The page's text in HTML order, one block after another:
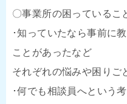
〇事業所の困っているこ
･知っていたなら事前に
ことがあったなど
それぞれの悩みや困りご
･何でも相談員へという